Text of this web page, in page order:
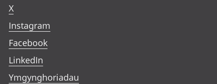
X
Instagram
Facebook
LinkedIn
Ymgynghoriadau